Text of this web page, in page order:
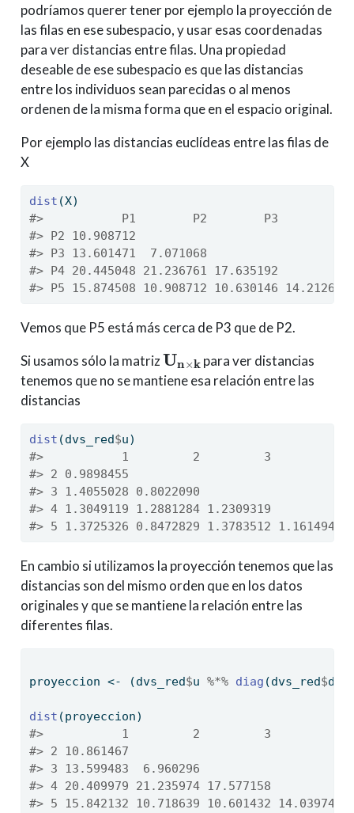
podríamos querer tener por ejemplo la proyección de
las filas en ese subespacio, y usar esas coordenadas
para ver distancias entre filas. Una propiedad
deseable de ese subespacio es que las distancias
entre los individuos sean parecidas o al menos
ordenen de la misma forma que en el espacio original.
Por ejemplo las distancias euclídeas entre las filas de
X
dist (X)
#>           P1        P2        P3        P4
#> P2 10.908712
#> P3 13.601471  7.071068
#> P4 20.445048 21.236761 17.635192
#> P5 15.874508 10.908712 10.630146 14.212670
Vemos que P5 está más cerca de P3 que de P2.
Si usamos sólo la matriz
Un
para ver distancias
tenemos que no se mantiene esa relación entre las
distancias
dist (dvs_red$u)
#>           1         2         3         4
#> 2 0.9898455
#> 3 1.4055028 0.8022090
#> 4 1.3049119 1.2881284 1.2309319
#> 5 1.3725326 0.8472829 1.3783512 1.1614943
En cambio si utilizamos la proyección tenemos que las
distancias son del mismo orden que en los datos
originales y que se mantiene la relación entre las
diferentes filas.
proyeccion <- (dvs_red$u %*% diag (dvs_red$d[
dist (proyeccion)
#>           1         2         3         4
#> 2 10.861467
#> 3 13.599483  6.960296
#> 4 20.409979 21.235974 17.577158
#> 5 15.842132 10.718639 10.601432 14.039748